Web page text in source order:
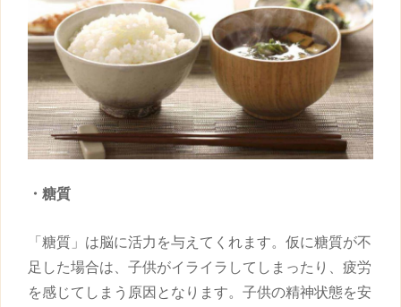
・糖質
「糖質」は脳に活力を与えてくれます。仮に糖質が不
足した場合は、 子供がイライラしてしまったり、疲労
を感じてしまう原因となります。 子供の精神状態を安